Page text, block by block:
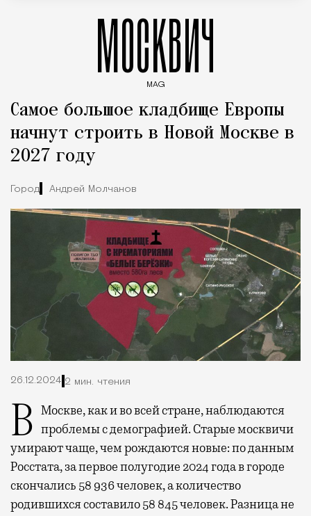
МОСКВИЧ
MAG
Самое большое кладбище Европы
начнут строить в Новой Москве в
2027 году
Город Андрей Молчанов
26.12.2024 2 мин. чтения
В Москве, как и во всей стране, наблюдаются проблемы с демографией. Старые москвичи
умирают чаще, чем рождаются новые: по данным
Росстата, за первое полугодие 2024 года в городе
скончались 58 936 человек, а количество
родившихся составило 58 845 человек. Разница не